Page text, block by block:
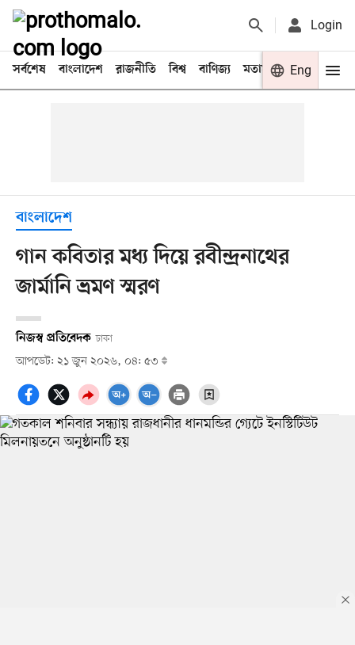
Login
সর্বশেষ বাংলাদেশ রাজনীতি বিশ্ব বাণিজ্য মতামত খেলা
Eng
বাংলাদেশ
গান কবিতার মধ্য দিয়ে রবীন্দ্রনাথের
জার্মানি ভ্রমণ স্মরণ
নিজস্ব প্রতিবেদক ঢাকা
আপডেট: ২১ জুন ২০২৬, ০৪: ৫৩